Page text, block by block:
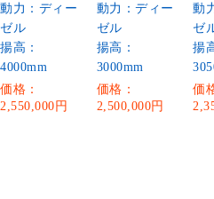
動力：ディー
ゼル
揚高：
4000mm
価格：
2,550,000円
動力：ディー
ゼル
揚高：
3000mm
価格：
2,500,000円
動
ゼ
揚
価